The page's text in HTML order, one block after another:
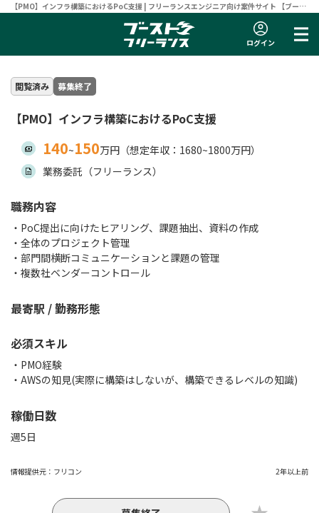
【PMO】インフラ構築におけるPoC支援 | フリーランスエンジニア向け案件サイト 【ブース
ログイン
閲覧済み 募集終了
【PMO】インフラ構築におけるPoC支援
140~150万円（想定年収：1680~1800万円）
業務委託（フリーランス）
職務内容
・PoC提出に向けたヒアリング、課題抽出、資料の作成
・全体のプロジェクト管理
・部門間横断コミュニケーションと課題の管理
・複数社ベンダーコントロール
最寄駅 / 勤務形態
必須スキル
・PMO経験
・AWSの知見(実際に構築はしないが、構築できるレベルの知識)
稼働日数
週5日
情報提供元： フリコン 2年以上前